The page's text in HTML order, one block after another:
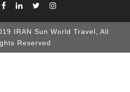
IRAN Sun World Travel, All
Reserved.